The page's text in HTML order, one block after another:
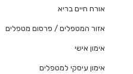
אורח חיים בריא
אזור המטפלים / פרסום מטפלים
אימון אישי
אימון עיסקי למטפלים